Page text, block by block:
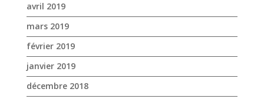
novembre 2018
octobre 2018
septembre 2018
août 2018
juillet 2018